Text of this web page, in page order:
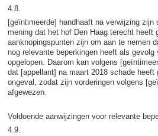
4.8.
[geïntimeerde] handhaaft na verwijzing zijn
mening dat het hof Den Haag terecht heeft
aanknopingspunten zijn om aan te nemen
nog relevante beperkingen heeft als
opgelopen. Daarom kan volgens
dat [appellant] na maart 2018 schade heeft
ongeval, zodat zijn vorderingen volgens
afgewezen.
Voldoende aanwijzingen voor relevante
4.9.